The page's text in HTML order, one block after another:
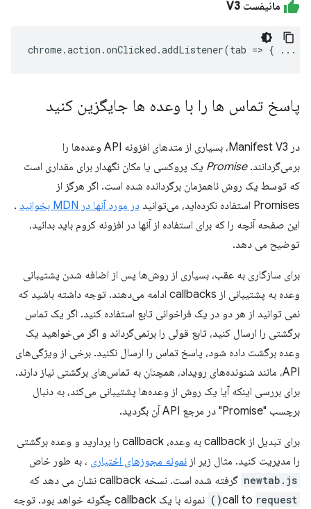
مانیفست V3
chrome.action .onClicked .addListener(tab => { ...
پاسخ تماس ها را با وعده ها جایگزین کنید
در Manifest V3، بسیاری از متدهای افزونه API وعده‌ها را
برمی‌گردانند.Promise یک پروکسی یا مکان نگهدار برای مقداری است
که توسط یک روش ناهمزمان برگردانده شده است. اگر هرگز از
Promises استفاده نکرده‌اید، می‌توانید
در مورد آنها در MDN بخوانید
.
این صفحه آنچه را که برای استفاده از آنها در افزونه کروم باید بدانید،
توضیح می دهد.
برای سازگاری به عقب، بسیاری از روش‌ها پس از اضافه شدن پشتیبانی
وعده به پشتیبانی از callbacks ادامه می‌دهند. توجه داشته باشید که
نمی توانید از هر دو در یک فراخوانی تابع استفاده کنید. اگر یک تماس
برگشتی را ارسال کنید، تابع قولی را برنمی‌گرداند و اگر می‌خواهید یک
وعده برگشت داده شود، پاسخ تماس را ارسال نکنید. برخی از ویژگی‌های
API، مانند شنونده‌های رویداد، همچنان به تماس‌های برگشتی نیاز دارند.
برای بررسی اینکه آیا یک روش از وعده‌ها پشتیبانی می‌کند، به دنبال
برچسب "Promise" در مرجع API آن بگردید.
برای تبدیل از callback به وعده، callback را بردارید و وعده برگشتی
را مدیریت کنید. مثال زیر از نمونه مجوزهای اختیاری ، به طور خاص
newtab.js
گرفته شده است. نسخه callback نشان می دهد که
call to request() نمونه با یک callback چگونه خواهد بود. توجه